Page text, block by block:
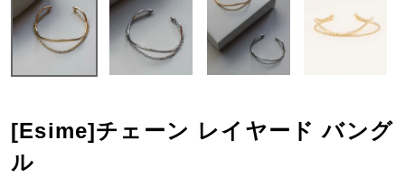
[Esime]チェーン レイヤード バング
ル